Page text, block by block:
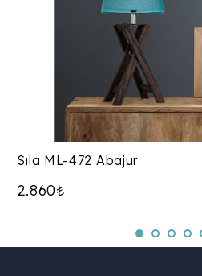
Sıla ML-472 Abajur
2.860₺